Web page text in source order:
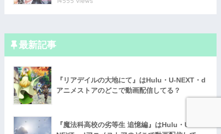
最新記事
『リアデイルの大地にて』はHulu・U-NEXT・d
アニメストアのどこで動画配信してる？
『魔法科高校の劣等生 追憶編』はHulu・U-